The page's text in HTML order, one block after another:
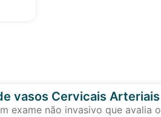
vasos Cervicais Arteriais
exame não invasivo que avalia o